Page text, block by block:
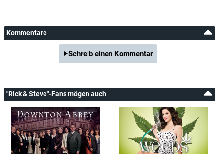
Kommentare
Schreib einen Kommentar
"Rick & Steve"-Fans mögen auch